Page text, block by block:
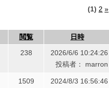
(1) 2 »
閲覧
日時
238
2026/6/6 10:24:26
投稿者： marron
1509
2024/8/3 16:56:46